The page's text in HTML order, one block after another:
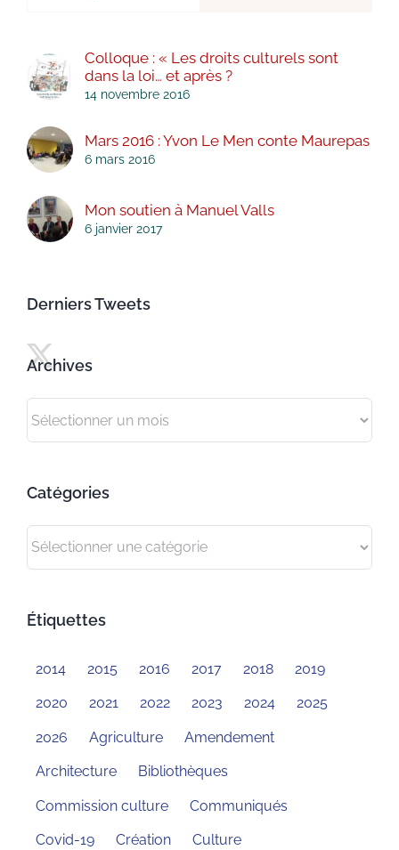
Colloque : « Les droits culturels sont
dans la loi… et après ?
14 novembre 2016
Mars 2016 : Yvon Le Men conte Maurepas
6 mars 2016
Mon soutien à Manuel Valls
6 janvier 2017
Derniers Tweets
Archives
Catégories
Catégories
Étiquettes
2014 2015 2016 2017 2018 2019
2020 2021 2022 2023 2024 2025
2026 Agriculture Amendement
Architecture Bibliothèques
Commission culture Communiqués
Covid-19 Création Culture